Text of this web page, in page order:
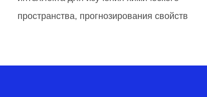
пространства, прогнозирования свойств